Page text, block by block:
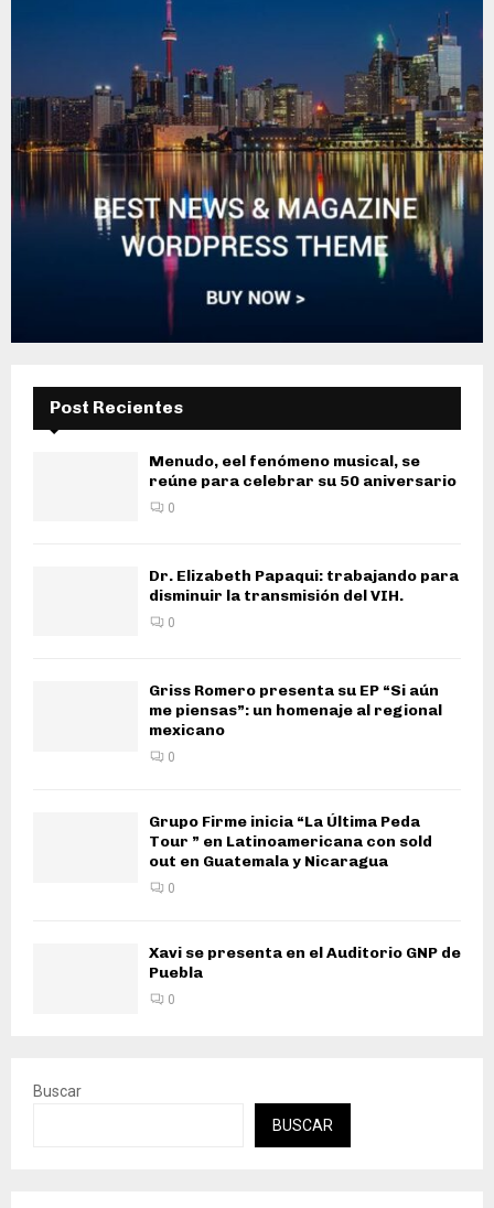
Post Recientes
Menudo, eel fenómeno musical, se
reúne para celebrar su 50 aniversario
0
Dr. Elizabeth Papaqui: trabajando para
disminuir la transmisión del VIH.
0
Griss Romero presenta su EP “Si aún
me piensas”: un homenaje al regional
mexicano
0
Grupo Firme inicia “La Última Peda
Tour ” en Latinoamericana con sold
out en Guatemala y Nicaragua
0
Xavi se presenta en el Auditorio GNP de
Puebla
0
Buscar
BUSCAR